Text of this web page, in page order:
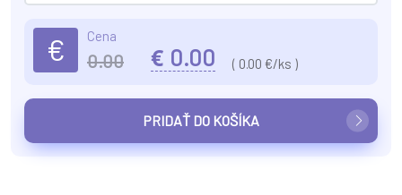
€ Cena
0.00 € 0.00 ( 0.00 €/ks )
PRIDAŤ DO KOŠÍKA